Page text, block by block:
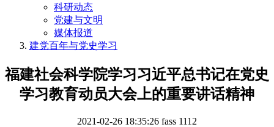
科研动态
党建与文明
媒体报道
建党百年与党史学习
福建社会科学院学习习近平总书记在党史
学习教育动员大会上的重要讲话精神
2021-02-26 18:35:26 fass 1112